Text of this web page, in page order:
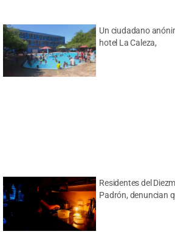
Un ciudadano
hotel La Caleza,
Residentes del
Padrón, denuncian